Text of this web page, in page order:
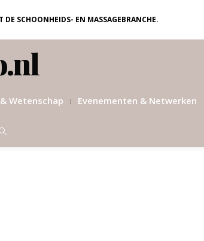
SCHOONHEIDS- EN MASSAGEBRANCHE.
Wetenschap Evenementen & Netwerken